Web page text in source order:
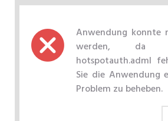
Anwendung konnte
werden, da
hotspotauth.adml
Sie die Anwendung
Problem zu beheben.